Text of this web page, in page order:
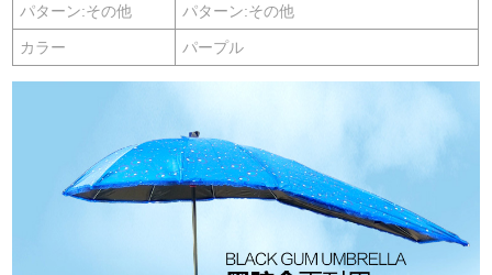
パターン:その他 パターン:その他
カラー パープル